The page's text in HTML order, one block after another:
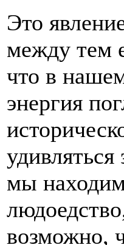
Это
между тем
что в
энергия
мы
возможно,